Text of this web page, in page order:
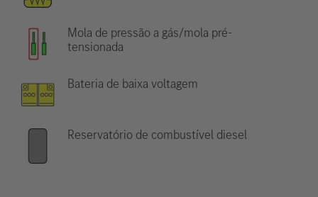
Mola de pressão a gás/mola pré-
tensionada
Bateria de baixa voltagem
Reservatório de combustível diesel